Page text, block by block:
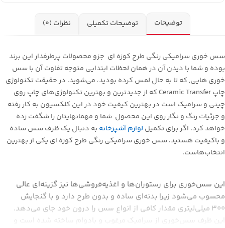
توضیحات توضیحات تکمیلی نظرات (0)
سس خوری سرامیکی رنگی طرح کوزه ای جزو محصولات پرطرفدار این برند
بوده و شما با دیدن آن در همان لحظات ابتدایی متوجه تفاوت آن با سس
خوری هایی, که تا به حال لمس کرده بودید، می‌شوید. در حقیقت تکنولوژی
چاپ Ceramic Transfer که از جدیدترین و بهترین تکنولوژی‌های چاپ روی
چینی و سرامیک است در بهترین کیفیت خود در این کلکسیون به کار رفته
و جزئیات رنگ و نگار روی این محصول شما و مهمانهایتان را شگفت زده
خواهد کرد. اگر برای تکمیل لوازم آشپزخانه‌ به دنبال یک ظرف سس ساده
و با‌کیفیت هستید، سس خوری سرامیکی رنگی طرح کوزه ای یکی از بهترین
انتخاب‌هاست.
این سس‌خوری برای رستوران‌ها و اغذیه‌فروشی‌ها نیز گزینه‌ای عالی
محسوب می‌شود زیرا بدنه‌ای ساده و بدون طرح دارد و با گنجایش
300 میلی‌لیتری مقدار کافی از انواع سس را درون خود جای می‌دهد.
این ظرف سس‌خوری از سرامیک مرغوب و بادوام ساخته شده است و